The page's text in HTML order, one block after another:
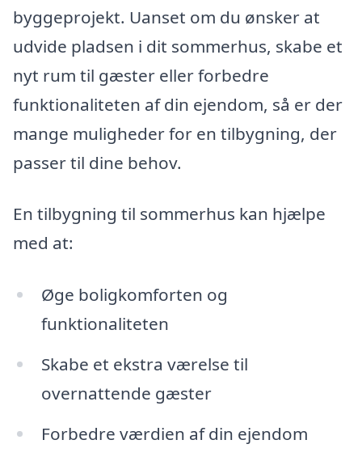
byggeprojekt. Uanset om du ønsker at
udvide pladsen i dit sommerhus, skabe et
nyt rum til gæster eller forbedre
funktionaliteten af din ejendom, så er der
mange muligheder for en tilbygning, der
passer til dine behov.
En tilbygning til sommerhus kan hjælpe
med at:
Øge boligkomforten og
funktionaliteten
Skabe et ekstra værelse til
overnattende gæster
Forbedre værdien af din ejendom